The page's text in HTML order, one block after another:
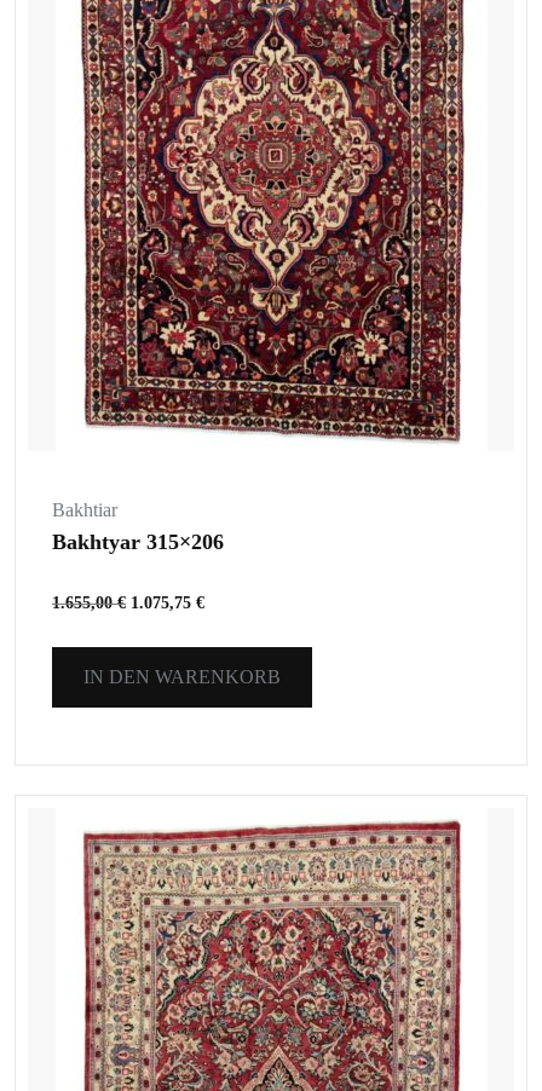
Bakhtiar
Bakhtyar 315×206
1.655,00€ 1.075,75 €
IN DEN WARENKORB